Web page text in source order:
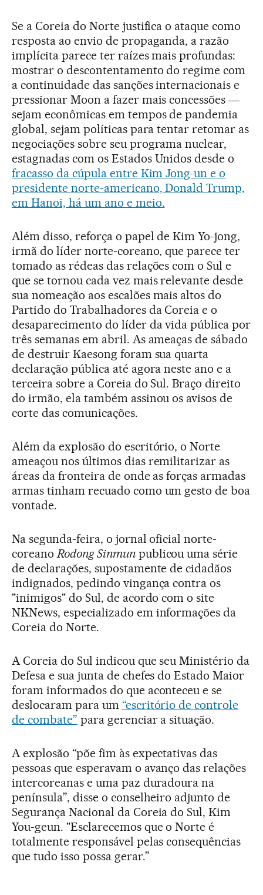
Se a Coreia do Norte justifica o ataque como
resposta ao envio de propaganda, a razão
implícita parece ter raízes mais profundas:
mostrar o descontentamento do regime com
a continuidade das sanções internacionais e
pressionar Moon a fazer mais concessões ―
sejam econômicas em tempos de pandemia
global, sejam políticas para tentar retomar as
negociações sobre seu programa nuclear,
estagnadas com os Estados Unidos desde o
fracasso da cúpula entre Kim Jong-un e o
presidente norte-americano, Donald Trump,
em Hanoi, há um ano e meio.
Além disso, reforça o papel de Kim Yo-jong,
irmã do líder norte-coreano, que parece ter
tomado as rédeas das relações com o Sul e
que se tornou cada vez mais relevante desde
sua nomeação aos escalões mais altos do
Partido do Trabalhadores da Coreia e o
desaparecimento do líder da vida pública por
três semanas em abril. As ameaças de sábado
de destruir Kaesong foram sua quarta
declaração pública até agora neste ano e a
terceira sobre a Coreia do Sul. Braço direito
do irmão, ela também assinou os avisos de
corte das comunicações.
Além da explosão do escritório, o Norte
ameaçou nos últimos dias remilitarizar as
áreas da fronteira de onde as forças armadas
armas tinham recuado como um gesto de boa
vontade.
Na segunda-feira, o jornal oficial norte-
coreano Rodong Sinmunpublicou uma série
de declarações, supostamente de cidadãos
indignados, pedindo vingança contra os
"inimigos" do Sul, de acordo com o site
NKNews, especializado em informações da
Coreia do Norte.
A Coreia do Sul indicou que seu Ministério da
Defesa e sua junta de chefes do Estado Maior
foram informados do que aconteceu e se
deslocaram para um “escritório de controle
de combate” para gerenciar a situação.
A explosão “põe fim às expectativas das
pessoas que esperavam o avanço das relações
intercoreanas e uma paz duradoura na
península”, disse o conselheiro adjunto de
Segurança Nacional da Coreia do Sul, Kim
You-geun. "Esclarecemos que o Norte é
totalmente responsável pelas consequências
que tudo isso possa gerar.”